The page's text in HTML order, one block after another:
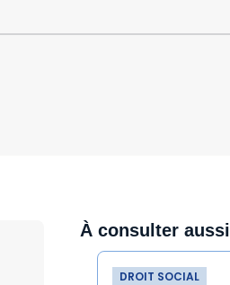
À consulter aussi
DROIT SOCIAL